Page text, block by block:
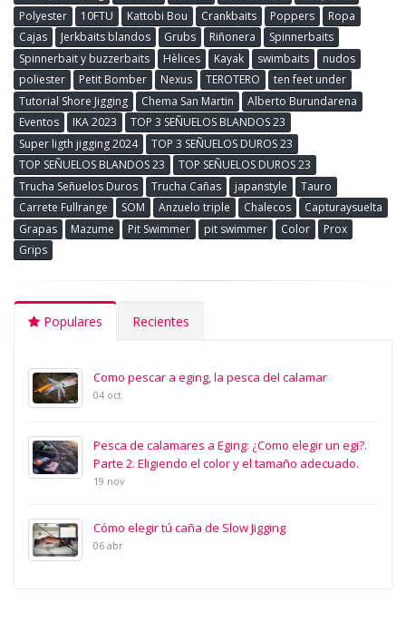
Polyester
10FTU Kattobi Bou Crankbaits Poppers
Ropa
Cajas
Jerkbaits blandos Grubs Riñonera
Spinnerbaits
Spinnerbait y buzzerbaits
Hèlices Kayak swimbaits
nudos
poliester
Petit Bomber Nexus TEROTERO
ten feet under
Tutorial Shore Jigging
Chema San Martin
Alberto Burundarena
Eventos
IKA 2023
TOP 3 SEÑUELOS BLANDOS 23
Super ligth jigging 2024
TOP 3 SEÑUELOS DUROS 23
TOP SEÑUELOS BLANDOS 23
TOP SEÑUELOS DUROS 23
Trucha Señuelos Duros
Trucha Cañas japanstyle
Tauro
Carrete Fullrange
SOM Anzuelo triple Chalecos
Capturaysuelta
Grapas
Mazume Pit Swimmer pit swimmer Color
Prox
Grips
Populares Recientes
Como pescar a eging, la pesca del calamar
04 oct
Pesca de calamares a Eging: ¿Como elegir un egi?.
Parte 2. Eligiendo el color y el tamaño adecuado.
19 nov
Cómo elegir tú caña de Slow Jigging
06 abr